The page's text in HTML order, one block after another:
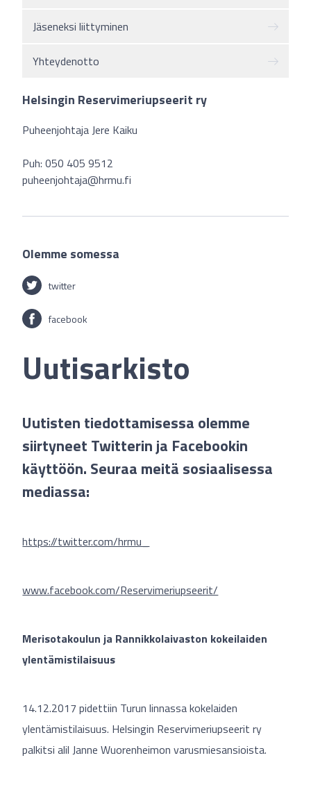
Jäseneksi liittyminen
Yhteydenotto
Helsingin Reservimeriupseerit ry
Puheenjohtaja Jere Kaiku
Puh: 050 405 9512
puheenjohtaja@hrmu.fi
Olemme somessa
twitter
facebook
Uutisarkisto
Uutisten tiedottamisessa olemme
siirtyneet Twitterin ja Facebookin
käyttöön. Seuraa meitä sosiaalisessa
mediassa:
https://twitter.com/hrmu_
www.facebook.com/Reservimeriupseerit/
Merisotakoulun ja Rannikkolaivaston kokeilaiden
ylentämistilaisuus
14.12.2017 pidettiin Turun linnassa kokelaiden
ylentämistilaisuus. Helsingin Reservimeriupseerit ry
palkitsi alil Janne Wuorenheimon varusmiesansioista.